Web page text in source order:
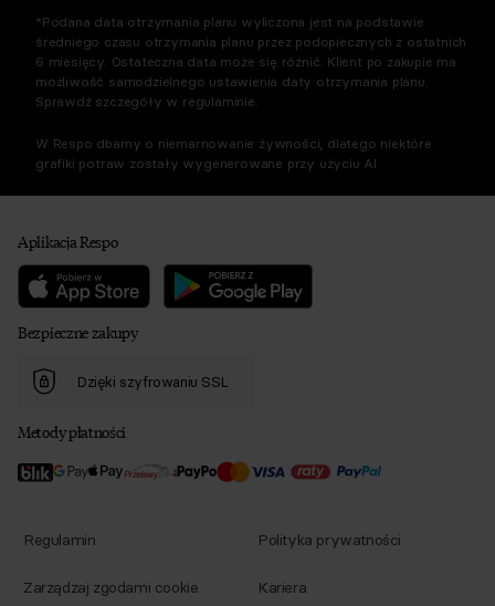
*Podana data otrzymania planu wyliczona jest na podstawie
średniego czasu otrzymania planu przez podopiecznych z ostatnich
6 miesięcy. Ostateczna data może się różnić. Klient po zakupie ma
możliwość samodzielnego ustawienia daty otrzymania planu.
Sprawdź szczegóły w regulaminie.
W Respo dbamy o niemarnowanie żywności, dlatego niektóre
grafiki potraw zostały wygenerowane przy użyciu AI.
Aplikacja Respo
Bezpieczne zakupy
Dzięki szyfrowaniu SSL
Metody płatności
Regulamin Polityka prywatności
Zarządzaj zgodami cookie Kariera